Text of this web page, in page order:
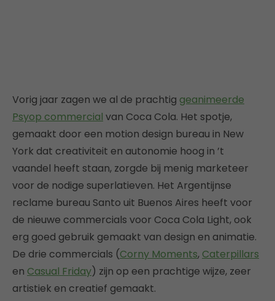
Vorig jaar zagen we al de prachtig geanimeerde
Psyop commercial van Coca Cola. Het spotje,
gemaakt door een motion design bureau in New
York dat creativiteit en autonomie hoog in ’t
vaandel heeft staan, zorgde bij menig marketeer
voor de nodige superlatieven. Het Argentijnse
reclame bureau Santo uit Buenos Aires heeft voor
de nieuwe commercials voor Coca Cola Light, ook
erg goed gebruik gemaakt van design en animatie.
De drie commercials (Corny Moments, Caterpillars
en Casual Friday) zijn op een prachtige wijze, zeer
artistiek en creatief gemaakt.